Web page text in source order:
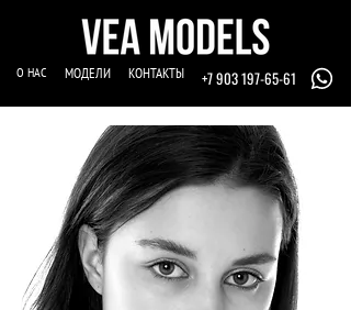
О НАС МОДЕЛИ КОНТАКТЫ +7 903 197-65-61